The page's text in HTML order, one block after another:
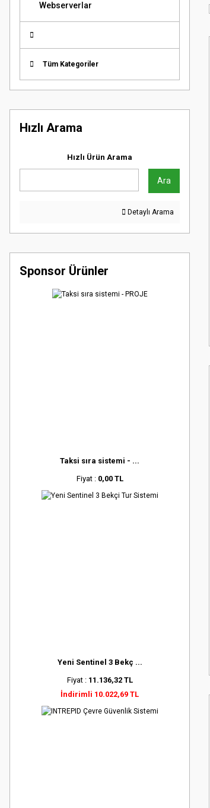
Webserverlar
Tüm Kategoriler
Hızlı Arama
Hızlı Ürün Arama
Ara
Detaylı Arama
Sponsor Ürünler
Taksi sıra sistemi - ...
Fiyat : 0,00 TL
Yeni Sentinel 3 Bekç ...
Fiyat : 11.136,32 TL
İndirimli 10.022,69 TL